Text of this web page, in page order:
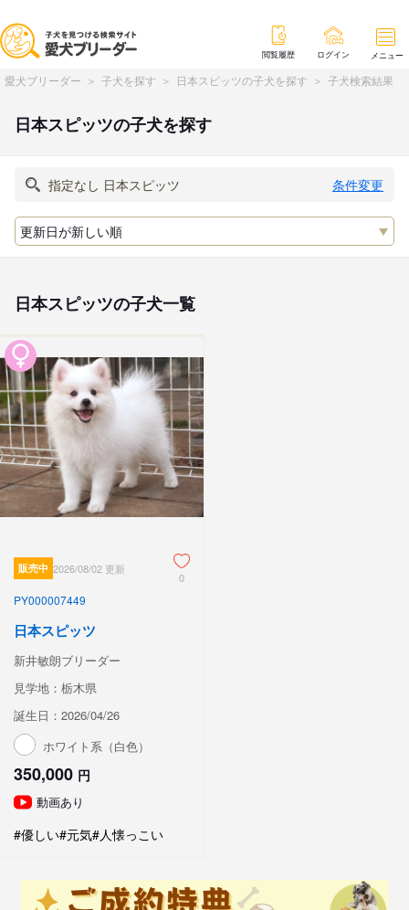
閲覧履歴 ログイン メニュー
愛犬ブリーダー 子犬を探す 日本スピッツの子犬を探す 子犬検索結果
日本スピッツの子犬を探す
条件変更
日本スピッツの子犬一覧
販売中 2026/08/02 更新
0
PY000007449
日本スピッツ
新井敏朗ブリーダー
見学地：栃木県
誕生日：2026/04/26
ホワイト系（白色）
350,000 円
動画あり
#優しい#元気#人懐っこい